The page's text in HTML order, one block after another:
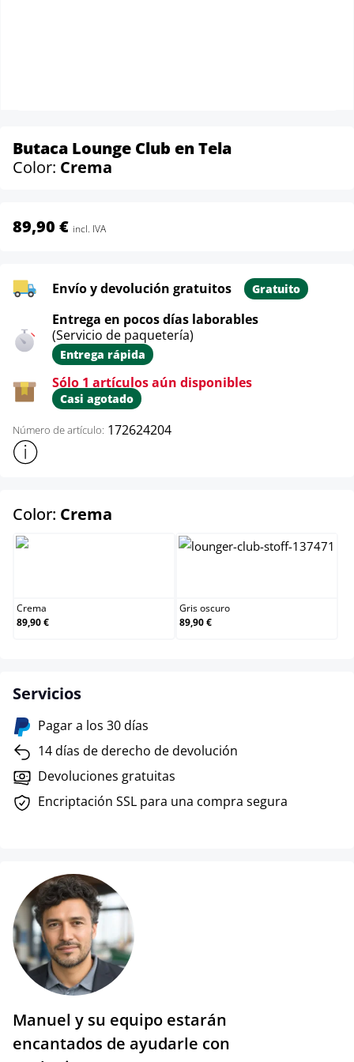
Butaca Lounge Club en Tela
Color: Crema
89,90 € incl. IVA
Envío y devolución gratuitos Gratuito
Entrega en pocos días laborables
(Servicio de paquetería)
Entrega rápida
Sólo 1 artículos aún disponibles
Casi agotado
Número de artículo: 172624204
Mostrar más información sobre el producto
Color: Crema
Crema
89,90 €
Gris oscuro
89,90 €
Servicios
Pagar a los 30 días
14 días de derecho de devolución
Devoluciones gratuitas
Encriptación SSL para una compra segura
Manuel y su equipo estarán
encantados de ayudarle con